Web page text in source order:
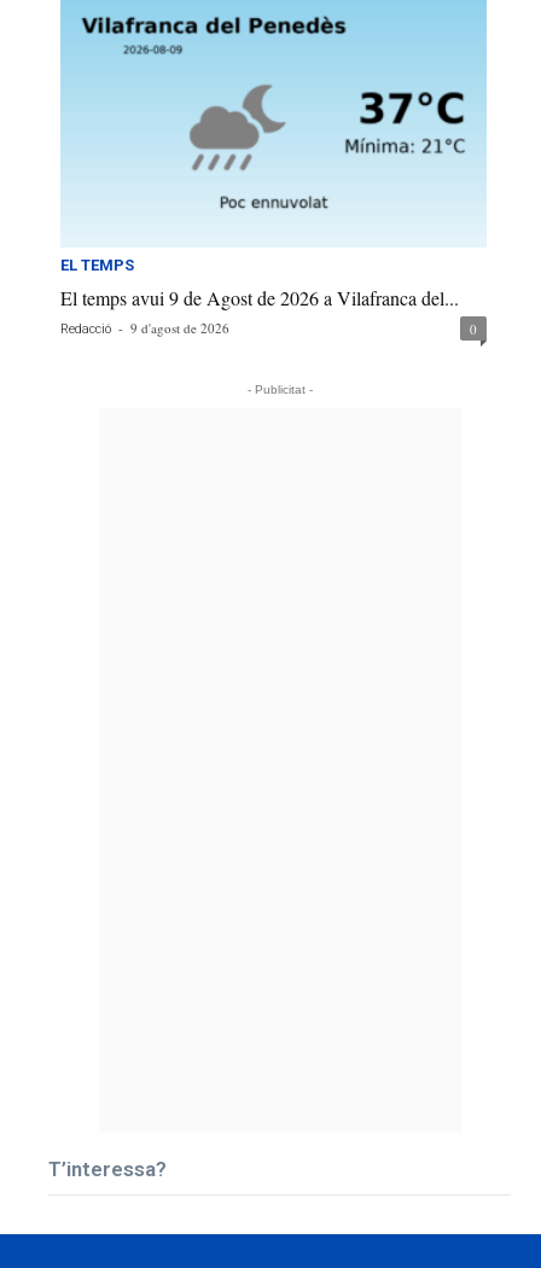
EL TEMPS
El temps avui 9 de Agost de 2026 a Vilafranca del...
Redacció - 9 d'agost de 2026 0
- Publicitat -
T’interessa?